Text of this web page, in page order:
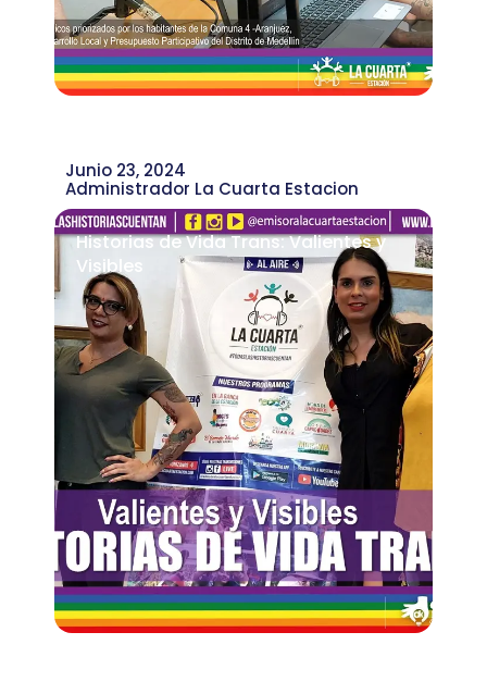
Junio 23, 2024
Administrador La Cuarta Estacion
Historias de Vida Trans: Valientes y
Visibles